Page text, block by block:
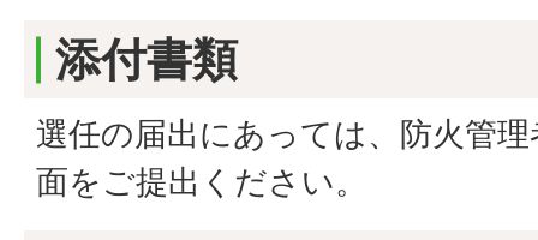
添付書類
選任の届出にあっては、防火管
面をご提出ください。